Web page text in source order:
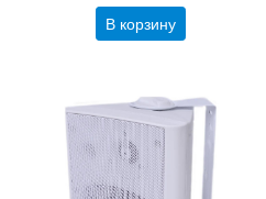
В корзину